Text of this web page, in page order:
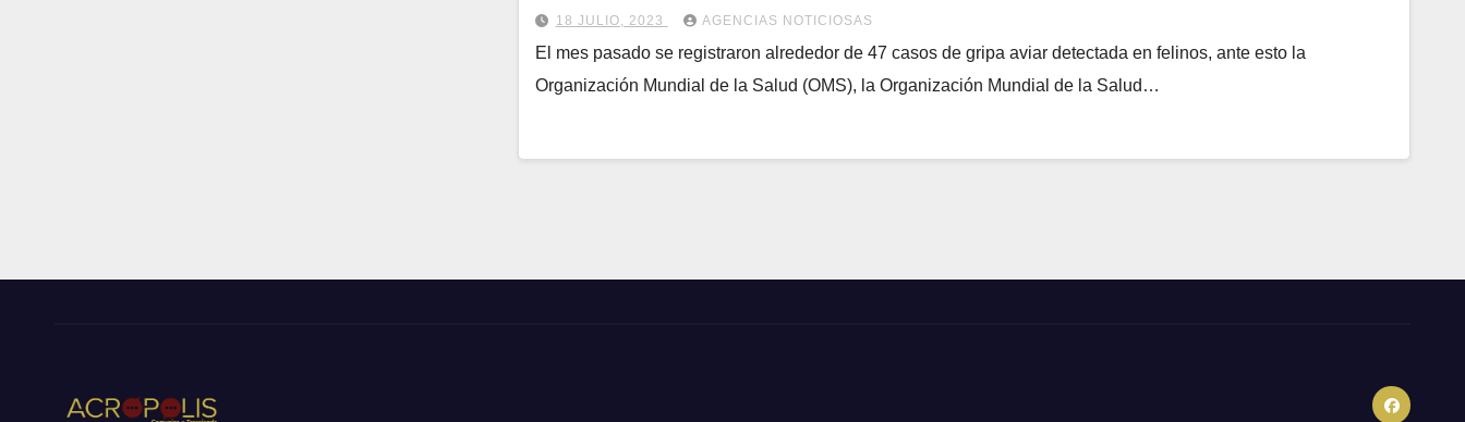
18 JULIO, 2023 AGENCIAS NOTICIOSAS
El mes pasado se registraron alrededor de 47 casos de gripa aviar detectada en felinos, ante esto la
Organización Mundial de la Salud (OMS), la Organización Mundial de la Salud…